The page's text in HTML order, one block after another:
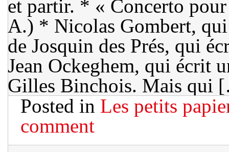
et partir. * « Concerto
A.) * Nicolas Gombert,
de Josquin des Prés, qui
Jean Ockeghem, qui écrit
Gilles Binchois. Mais qui
Posted in Les petits
comment